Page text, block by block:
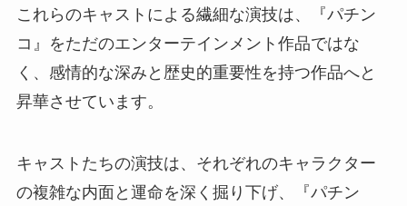
これらのキャストによる繊細な演技は、『パチン
コ』をただのエンターテインメント作品ではな
く、感情的な深みと歴史的重要性を持つ作品へと
昇華させています。
キャストたちの演技は、それぞれのキャラクター
の複雑な内面と運命を深く掘り下げ、『パチン